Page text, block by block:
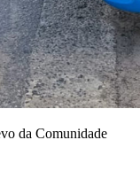
da Comunidade